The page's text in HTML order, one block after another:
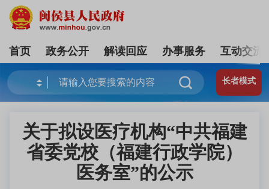
首页 政务公开 解读回应 办事服务 互动交流
长者模式
关于拟设医疗机构“中共福建
省委党校（福建行政学院）
医务室”的公示